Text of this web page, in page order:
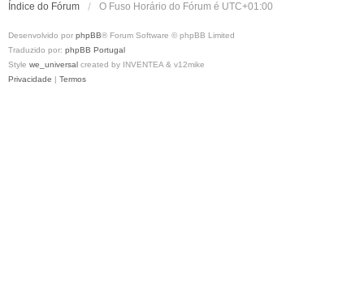
Índice do Fórum O Fuso Horário do Fórum é UTC+01:00
Desenvolvido por phpBB® Forum Software © phpBB Limited
Traduzido por: phpBB Portugal
Style we_universal created by INVENTEA & v12mike
Privacidade | Termos